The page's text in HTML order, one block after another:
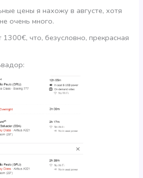
цены я нахожу в августе, хотя
очень много.
что, безусловно, прекрасная